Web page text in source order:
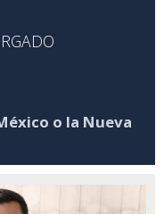
o la Nueva